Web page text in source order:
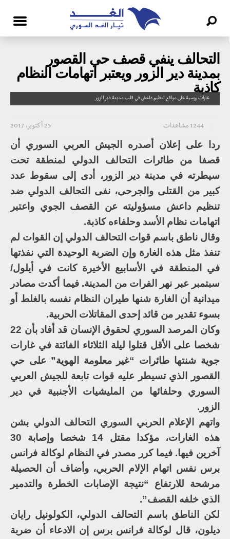
التحالف ينفي قصف حي القصور
بمدينة دير الزور ويعتبر اتهامات النظام
كاذبة
غارات روسية على مواقع تنظيم داعش في قلب مدينة دير الزور
25 أكتوبر، 2017 1244 مشاهدات
ردا على إعلان أصدره الجيش العربي السوري أن
قصفا من طائرات التحالف الدولي لمنطقة تحت
سيطرته في مدينة دير الزور، أدى إلى سقوط عدد
كبير من القتلى والجرحى، نفى التحالف الدولي ضد
تنظيم داعش مسؤوليته عن القصف الجوي واعتبر
اتهامات نظام الأسد وحلفاءه كاذبة.
وقال ناطق باسم قوات التحالف الدولي إن القوات لم
تنفذ مثل هذه الغارة وإن الضربة الوحيدة التي نفذتها
في المنطقة في الأسابيع الأخيرة كانت في أيلول/
سبتمبر عبر نهر الفرات من المدينة. فيما أكدت مصادر
ميدانية أن الغارة شنها طيران النظام نفسه بالغلط أو
بسوء تقدير من قائد إحدى المقاتلات الحربية.
وكان المرصد السوري لحقوق الإنسان قد أفاد بأن 22
شخصا على الأقل قتلوا ليلة الثلاثاء الفائتة في غارات
جوية شنتها طائرات “غير معلومة الهوية” على حي
القصور الذي تسيطر عليه قوات تابعة للجيش العربي
السوري وحلفائها من المليشيات الأجنبية في دير
الزور.
واتهم الإعلام الحربي السوري التحالف الدولي بشن
هذه الغارات، مؤكدا مقتل 14 شخصا وإصابة 30
آخرين فيها. فيما كرر مصدر في النظام لوكالة فرانس
برس نفس اتهام الإلام الحربي، وأضاف أن الحصيلة
مرشحة للارتفاع “نتيجة الإصابات الخطرة والتدمير
الذي خلفه القصف”.
لكن الناطق باسم التحالف الدولي، الكولونيل رايان
ديلون، قال لوكالة فرانس برس إن الادعاء أن ضربة